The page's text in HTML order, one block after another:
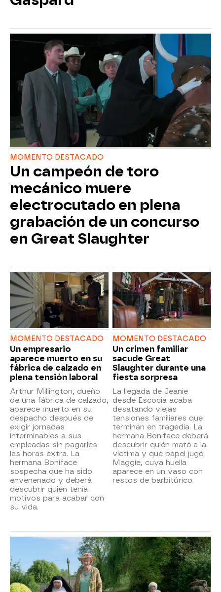
MOMENTO DESTACADO
Un campeón de toro
mecánico muere
electrocutado en plena
grabación de un concurso
en Great Slaughter
MOMENTO DESTACADO
Un empresario
aparece muerto en su
fábrica de calzado en
plena tensión laboral
Arthur Millington, dueño
de una fábrica de calzado,
aparece muerto en su
despacho después de
exigir jornadas
interminables a sus
empleadas sin pagarles
las horas extra. La
hermana Boniface
sospecha que ha sido
envenenado y deberá
descubrir quién tenía
motivos para acabar con
su vida.
MOMENTO DESTACADO
Un crimen familiar
sacude Great
Slaughter durante una
fiesta sorpresa
La llegada de Jeanie
desde Escocia acaba
desatando viejas
tensiones familiares que
terminan en tragedia. La
hermana Boniface deberá
descubrir quién mató a la
víctima y qué papel jugó
Maggie, cuya huella
aparece en un vaso con
restos de barbitúrico.